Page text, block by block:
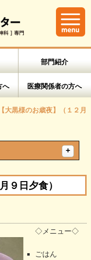
部門紹介
へ 医療関係者の方へ
【大黒様のお歳夜】（１２月
９日夕食）
◇メニュー◇
ごはん